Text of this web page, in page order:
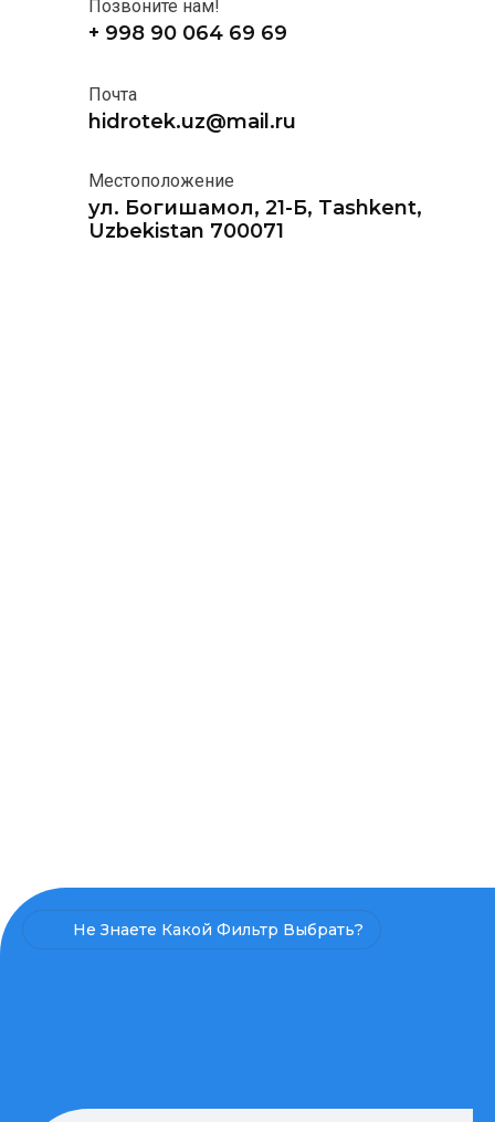
Позвоните нам!
+ 998 90 064 69 69
Почта
hidrotek.uz@mail.ru
Местоположение
ул. Богишамол, 21-Б, Tashkent,
Uzbekistan 700071
Не Знаете Какой Фильтр Выбрать?